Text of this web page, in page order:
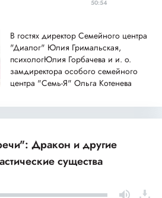
50:54
В гостях директор Семейного центра
"Диалог" Юлия Гримальская,
психологЮлия Горбачева и и. о.
замдиректора особого семейного
центра "Семь-Я" Ольга Котенева
Дракон и другие
существа